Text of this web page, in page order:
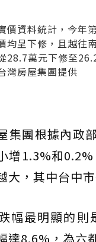
價資料統計，今
均呈下修，且越往
28.7萬元下修至
灣房屋集團提供
集團根據內政
增1.3%和
大，其中台中
幅最明顯的
達8.6%，為六